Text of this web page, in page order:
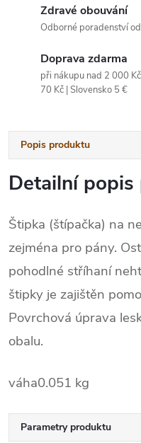
Zdravé obouvání
Odborné poradenství
Doprava zdarma
při nákupu nad 2 000
70 Kč | Slovensko 5 €
Popis produktu
Detailní
Štipka (štípačka) na
zejména pro pány.
pohodlné stříhaní
štipky je zajištěn
Povrchová úprava
obalu.
váha0.051 kg
Parametry produktu